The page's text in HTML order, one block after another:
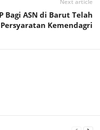
Next article
Bagi ASN di Barut Telah
Kemendagri